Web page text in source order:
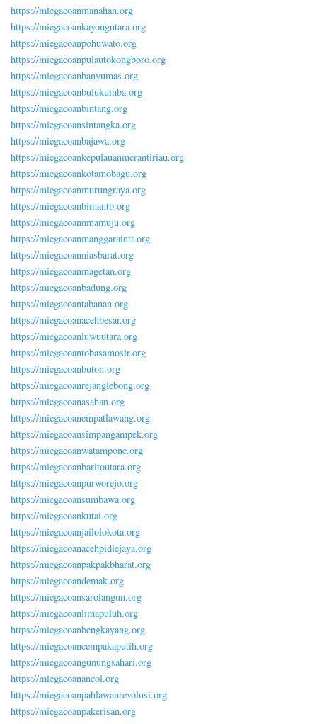
https://miegacoanmanahan.org
https://miegacoankayongutara.org
https://miegacoanpohuwato.org
https://miegacoanpulautokongboro.org
https://miegacoanbanyumas.org
https://miegacoanbulukumba.org
https://miegacoanbintang.org
https://miegacoansintangka.org
https://miegacoanbajawa.org
https://miegacoankepulauanmerantiriau.org
https://miegacoankotamobagu.org
https://miegacoanmurungraya.org
https://miegacoanbimantb.org
https://miegacoannmamuju.org
https://miegacoanmanggaraintt.org
https://miegacoanniasbarat.org
https://miegacoanmagetan.org
https://miegacoanbadung.org
https://miegacoantabanan.org
https://miegacoanacehbesar.org
https://miegacoanluwuutara.org
https://miegacoantobasamosir.org
https://miegacoanbuton.org
https://miegacoanrejanglebong.org
https://miegacoanasahan.org
https://miegacoanempatlawang.org
https://miegacoansimpangampek.org
https://miegacoanwatampone.org
https://miegacoanbaritoutara.org
https://miegacoanpurworejo.org
https://miegacoansumbawa.org
https://miegacoankutai.org
https://miegacoanjailolokota.org
https://miegacoanacehpidiejaya.org
https://miegacoanpakpakbharat.org
https://miegacoandemak.org
https://miegacoansarolangun.org
https://miegacoanlimapuluh.org
https://miegacoanbengkayang.org
https://miegacoancempakaputih.org
https://miegacoangunungsahari.org
https://miegacoanancol.org
https://miegacoanpahlawanrevolusi.org
https://miegacoanpakerisan.org